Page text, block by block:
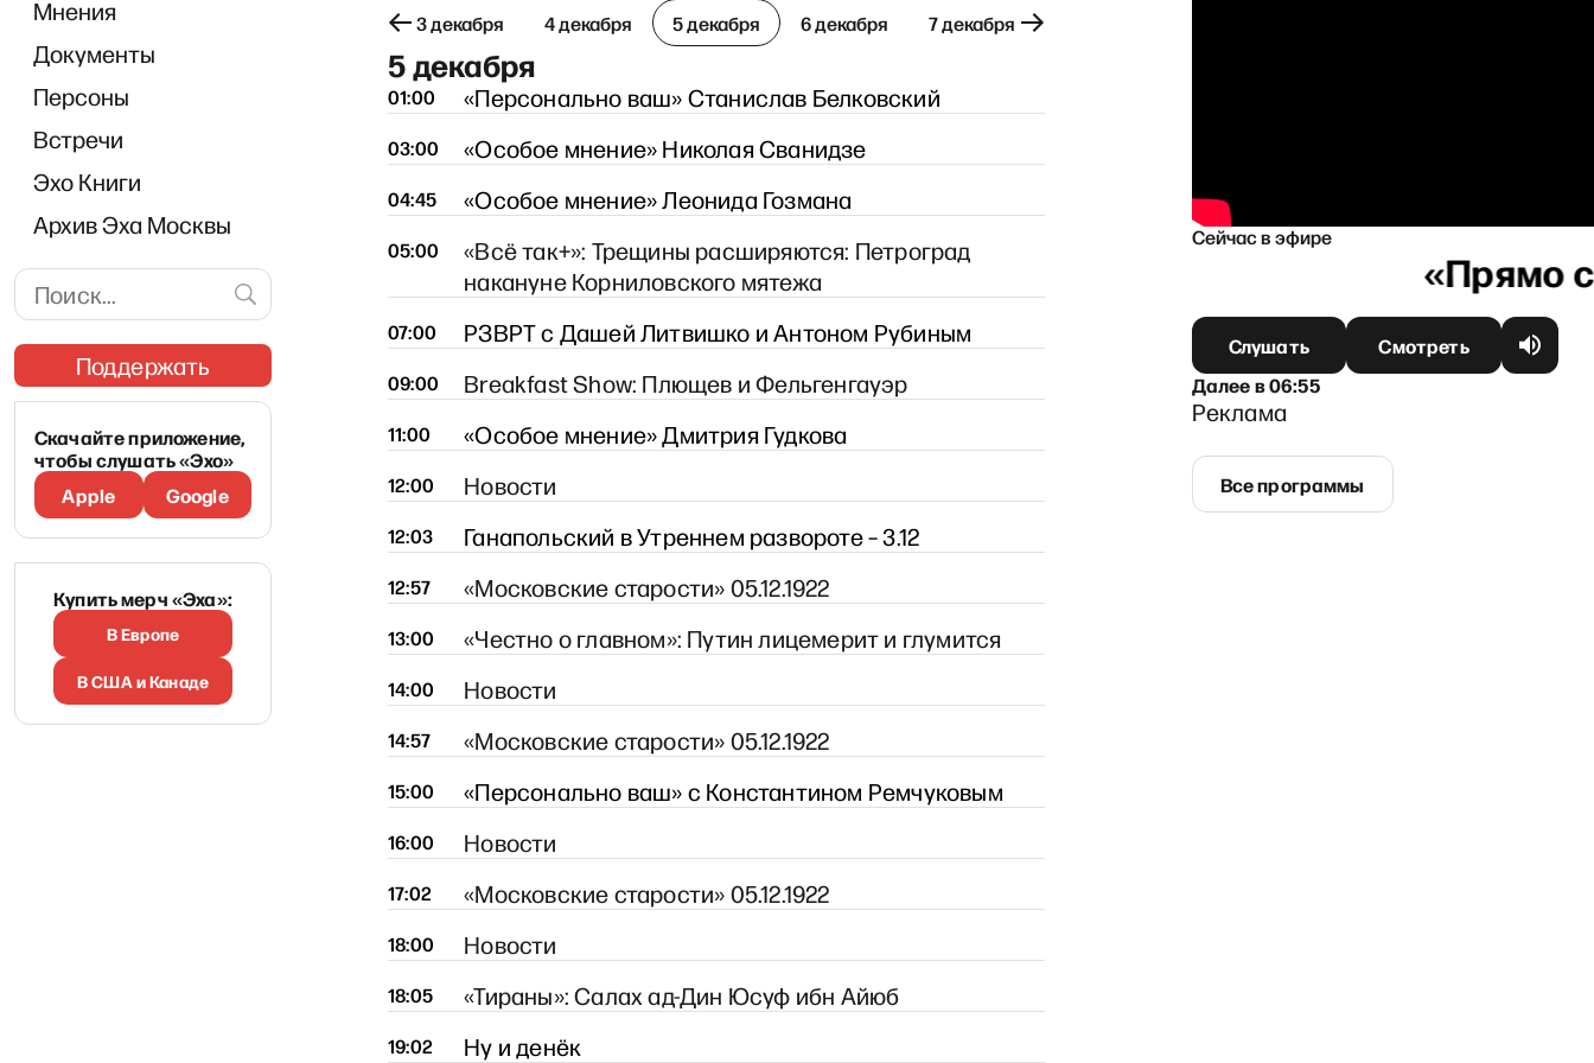
Мнения
Документы
Персоны
Встречи
Эхо Книги
Архив Эха Москвы
Поддержать
Скачайте приложение,
чтобы слушать «Эхо»
Apple
Google
Купить мерч «Эха»:
В Европе
В США и Канаде
30 ноября 3 декабря 4 декабря 5 декабря 6 декабря 7 декабря
5 декабря
01:00 «Персонально ваш» Станислав Белковский
03:00 «Особое мнение» Николая Сванидзе
04:45 «Особое мнение» Леонида Гозмана
05:00
«Всё так+»: Трещины расширяются: Петроград
накануне Корниловского мятежа
07:00 РЗВРТ с Дашей Литвишко и Антоном Рубиным
09:00 Breakfast Show: Плющев и Фельгенгауэр
11:00 «Особое мнение» Дмитрия Гудкова
12:00 Новости
12:03 Ганапольский в Утреннем развороте – 3.12
12:57 «Московские старости» 05.12.1922
13:00 «Честно о главном»: Путин лицемерит и глумится
14:00 Новости
14:57 «Московские старости» 05.12.1922
15:00 «Персонально ваш» с Константином Ремчуковым
16:00 Новости
17:02 «Московские старости» 05.12.1922
18:00 Новости
18:05 «Тираны»: Салах ад-Дин Юсуф ибн Айюб
19:02 Ну и денёк
Сейчас в эфире
«Прямо сейчас» с Ириной Бусыгиной
Слушать
Смотреть
Далеев06:55
Реклама
Все программы